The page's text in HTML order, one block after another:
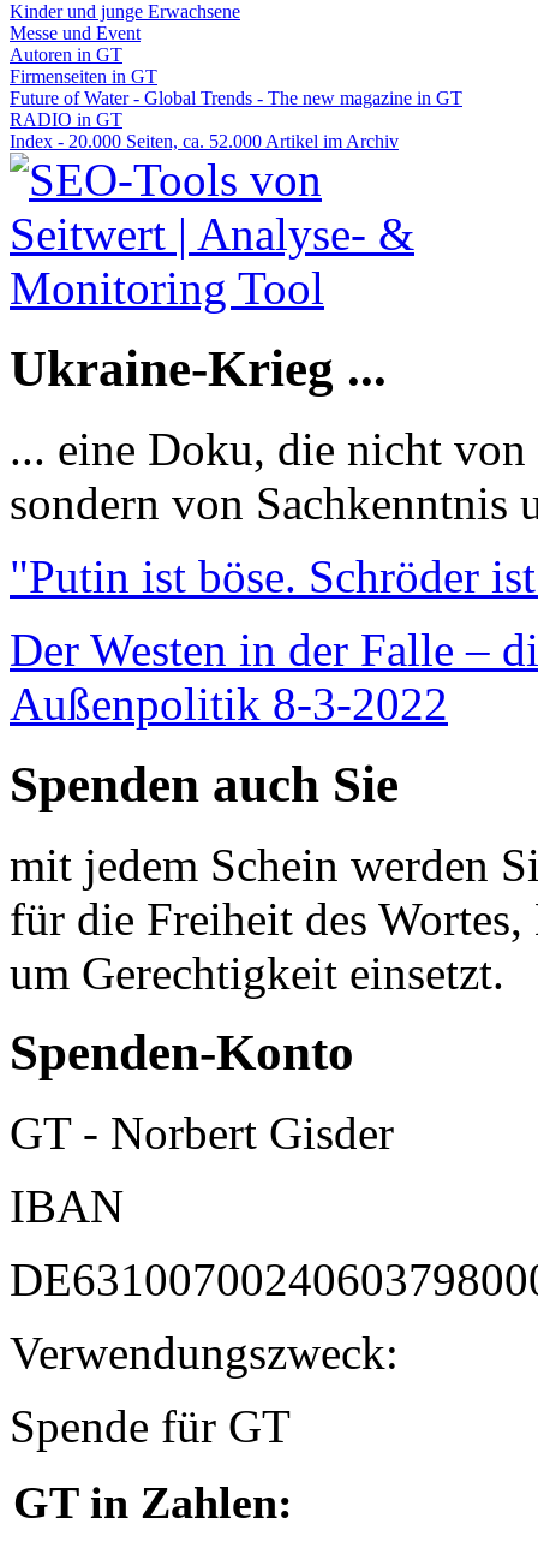
Kinder und junge Erwachsene
Messe und Event
Autoren in GT
Firmenseiten in GT
Future of Water - Global Trends - The new magazine in GT
RADIO in GT
Index - 20.000 Seiten, ca. 52.000 Artikel im Archiv
Ukraine-Krieg ...
... eine Doku, die nicht
sondern von Sachkenntnis
"Putin ist böse. Schröder
Der Westen in der Falle –
Außenpolitik 8-3-2022
Spenden auch Sie
mit jedem Schein werden
für die Freiheit des
um Gerechtigkeit einsetzt.
Spenden-Konto
GT - Norbert Gisder
IBAN
Verwendungszweck:
Spende für GT
GT in Zahlen: